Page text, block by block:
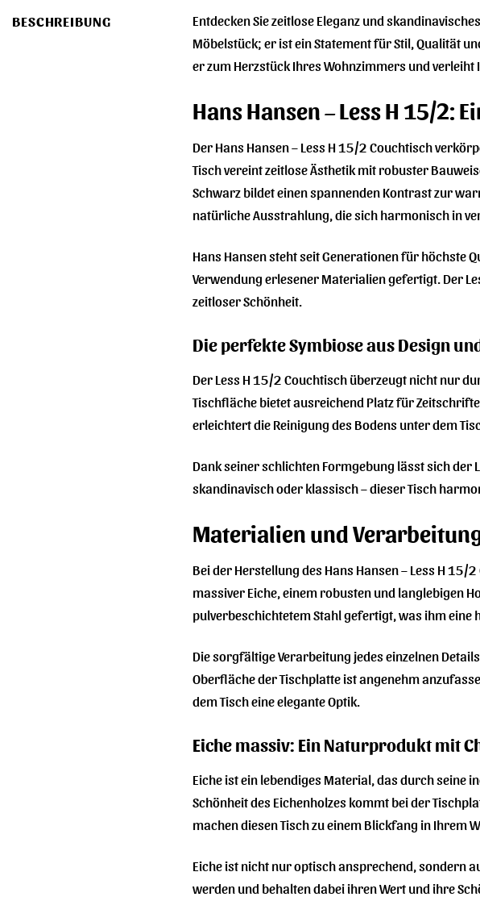
BESCHREIBUNG
Entdecken Sie zeitlose Eleganz und
Möbelstück; er ist ein Statement für Stil, Qualität
er zum Herzstück Ihres Wohnzimmers und
Hans Hansen – Less H 15/
Der Hans Hansen – Less H 15/2 Couchtisch
Tisch vereint zeitlose Ästhetik mit robuster
Schwarz bildet einen spannenden Kontrast zur
natürliche Ausstrahlung, die sich harmonisch in
Hans Hansen steht seit Generationen für höchste
Verwendung erlesener Materialien gefertigt. Der
zeitloser Schönheit.
Die perfekte Symbiose aus Design
Der Less H 15/2 Couchtisch überzeugt nicht nur
Tischfläche bietet ausreichend Platz für
erleichtert die Reinigung des Bodens unter dem
Dank seiner schlichten Formgebung lässt sich
skandinavisch oder klassisch – dieser Tisch
Materialien und
Bei der Herstellung des Hans Hansen – Less H
massiver Eiche, einem robusten und langlebigen
pulverbeschichtetem Stahl gefertigt, was ihm
Die sorgfältige Verarbeitung jedes einzelnen
Oberfläche der Tischplatte ist angenehm
dem Tisch eine elegante Optik.
Eiche massiv: Ein Naturprodukt mit
Eiche ist ein lebendiges Material, das durch seine
Schönheit des Eichenholzes kommt bei der
machen diesen Tisch zu einem Blickfang in Ihrem
Eiche ist nicht nur optisch ansprechend, sondern
werden und behalten dabei ihren Wert und ihre